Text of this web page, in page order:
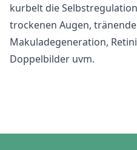
kurbelt die
trockenen Augen,
Makuladegeneration,
Doppelbilder uvm.